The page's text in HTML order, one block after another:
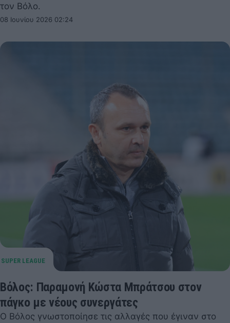
τον Βόλο.
08 Ιουνίου 2026 02:24
Βόλος: Παραμονή Κώστα Μπράτσου στον
πάγκο με νέους συνεργάτες
Ο Βόλος γνωστοποίησε τις αλλαγές που έγιναν στο